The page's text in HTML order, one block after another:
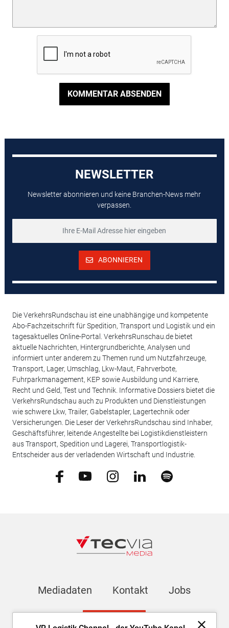
KOMMENTAR ABSENDEN
NEWSLETTER
Newsletter abonnieren und keine Branchen-News mehr
verpassen.
ABONNIEREN
Die VerkehrsRundschau ist eine unabhängige und kompetente
Abo-Fachzeitschrift für Spedition, Transport und Logistik und ein
tagesaktuelles Online-Portal. VerkehrsRunschau.de bietet
aktuelle Nachrichten, Hintergrundberichte, Analysen und
informiert unter anderem zu Themen rund um Nutzfahrzeuge,
Transport, Lager, Umschlag, Lkw-Maut, Fahrverbote,
Fuhrparkmanagement, KEP sowie Ausbildung und Karriere,
Recht und Geld, Test und Technik. Informative Dossiers bietet die
VerkehrsRundschau auch zu Produkten und Dienstleistungen
wie schwere Lkw, Trailer, Gabelstapler, Lagertechnik oder
Versicherungen. Die Leser der VerkehrsRundschau sind Inhaber,
Geschäftsführer, leitende Angestellte bei Logistikdienstleistern
aus Transport, Spedition und Lagerei, Transportlogistik-
Entscheider aus der verladenden Wirtschaft und Industrie.
Mediadaten Kontakt Jobs